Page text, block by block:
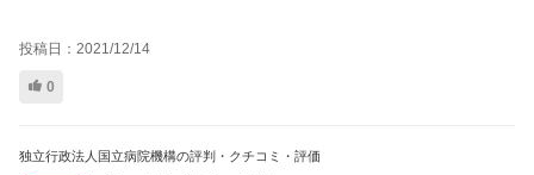
投稿日： 2021/12/14
0
独立行政法人国立病院機構の評判・クチコミ・評価